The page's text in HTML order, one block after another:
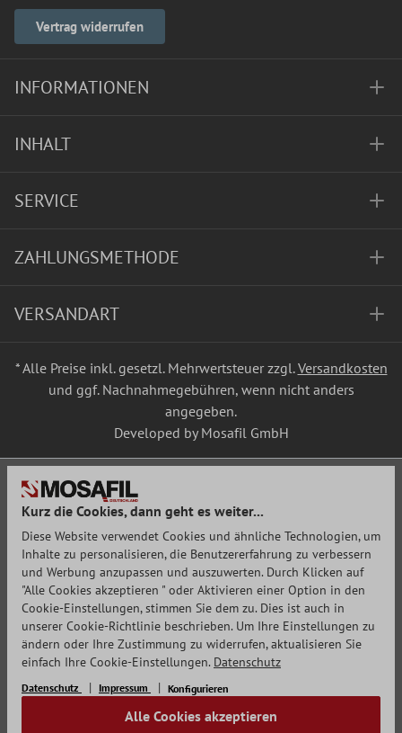
Vertrag widerrufen
INFORMATIONEN
INHALT
SERVICE
ZAHLUNGSMETHODE
VERSANDART
* Alle Preise inkl. gesetzl. Mehrwertsteuer zzgl.Versandkosten
und ggf. Nachnahmegebühren, wenn nicht anders
angegeben.
Developed by Mosafil GmbH
Kurz die Cookies, dann geht es weiter...
Diese Website verwendet Cookies und ähnliche Technologien, um
Inhalte zu personalisieren, die Benutzererfahrung zu verbessern
und Werbung anzupassen und auszuwerten. Durch Klicken auf
"Alle Cookies akzeptieren " oder Aktivieren einer Option in den
Cookie-Einstellungen, stimmen Sie dem zu. Dies ist auch in
unserer Cookie-Richtlinie beschrieben. Um Ihre Einstellungen zu
ändern oder Ihre Zustimmung zu widerrufen, aktualisieren Sie
einfach Ihre Cookie-Einstellungen. Datenschutz
Datenschutz Impressum Konfigurieren
Alle Cookies akzeptieren